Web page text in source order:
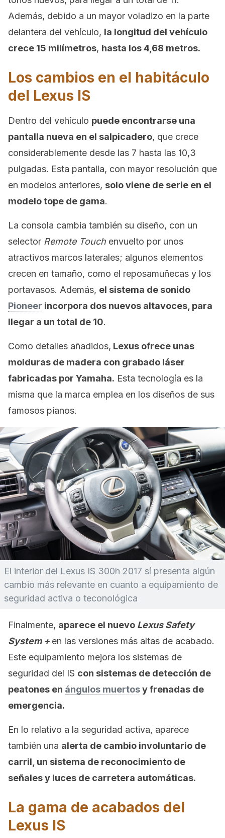
Además, debido a un mayor voladizo en la parte
delantera del vehículo, la longitud del vehículo
crece 15 milímetros, hasta los 4,68 metros.
Los cambios en el habitáculo
del Lexus IS
Dentro del vehículo puede encontrarse una
pantalla nueva en el salpicadero, que crece
considerablemente desde las 7 hasta las 10,3
pulgadas. Esta pantalla, con mayor resolución que
en modelos anteriores, solo viene de serie en el
modelo tope de gama.
La consola cambia también su diseño, con un
selector Remote Touch envuelto por unos
atractivos marcos laterales; algunos elementos
crecen en tamaño, como el reposamuñecas y los
portavasos. Además, el sistema de sonido
Pioneer incorpora dos nuevos altavoces, para
llegar a un total de 10.
Como detalles añadidos, Lexus ofrece unas
molduras de madera con grabado láser
fabricadas por Yamaha. Esta tecnología es la
misma que la marca emplea en los diseños de sus
famosos pianos.
El interior del Lexus IS 300h 2017 sí presenta algún
cambio más relevante en cuanto a equipamiento de
seguridad activa o teconológica
Finalmente, aparece el nuevo Lexus Safety
System + en las versiones más altas de acabado.
Este equipamiento mejora los sistemas de
seguridad del IS con sistemas de detección de
peatones en ángulos muertosy frenadas de
emergencia.
En lo relativo a la seguridad activa, aparece
también una alerta de cambio involuntario de
carril, un sistema de reconocimiento de
señales y luces de carretera automáticas.
La gama de acabados del
Lexus IS